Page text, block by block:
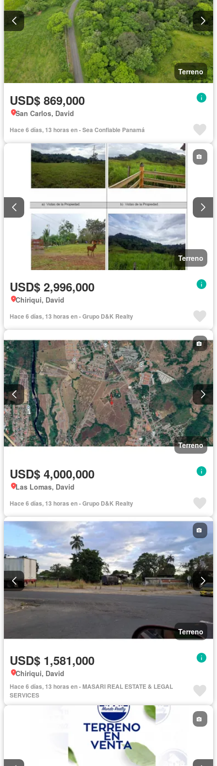
Terreno
USD$ 869,000
San Carlos, David
Hace 6 días, 13 horas en - Sea Confiable Panamá
Terreno
USD$ 2,996,000
Chiriqui, David
Hace 6 días, 13 horas en - Grupo D&K Realty
Terreno
USD$ 4,000,000
Las Lomas, David
Hace 6 días, 13 horas en - Grupo D&K Realty
Terreno
USD$ 1,581,000
Chiriqui, David
Hace 6 días, 13 horas en - MASARI REAL ESTATE & LEGAL
SERVICES